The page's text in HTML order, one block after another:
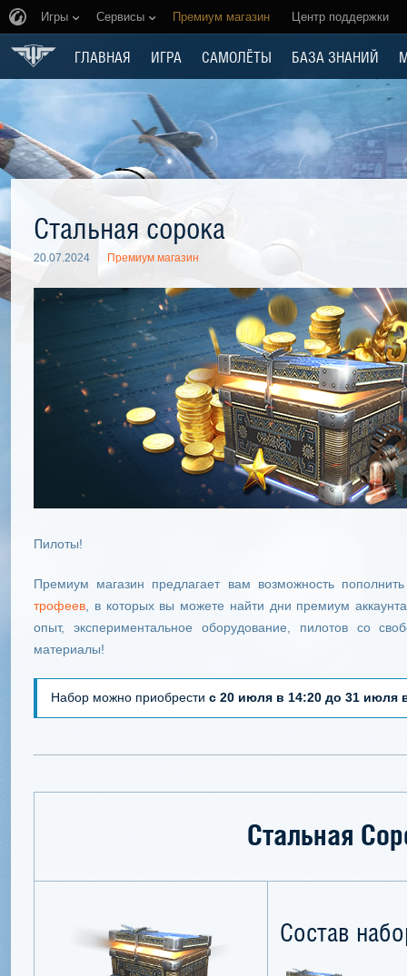
Игры Сервисы Премиум магазин Центр поддержки
ГЛАВНАЯ ИГРА САМОЛЁТЫ БАЗА ЗНАНИЙ
Стальная сорока
20.07.2024 Премиум магазин
Пилоты!
Премиум магазин предлагает вам возможность
трофеев , в которых вы можете найти дни премиум
опыт, экспериментальное оборудование, пилотов со
материалы!
Набор можно приобрести с 20 июля в 14:20 до 31 июля
Стальная
Состав